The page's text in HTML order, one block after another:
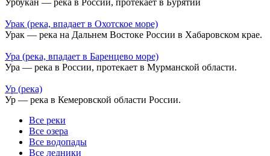
Урак (река, впадает в Охотское море)
Урак — река на Дальнем Востоке России в Хабаровском крае.
Ура (река, впадает в Баренцево море)
Ура — река в России, протекает в Мурманской области.
Ур (река)
Ур — река в Кемеровской области России.
Все реки
Все озера
Все водопады
Все ледники